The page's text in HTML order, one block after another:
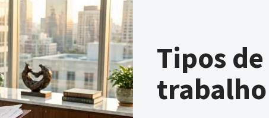
Tipos
trabalho